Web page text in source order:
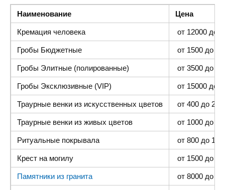
Наименование Цена
Кремация человека от 12000 до
Гробы Бюджетные от 1500 до
Гробы Элитные (полированные) от 3500 до
Гробы Эксклюзивные (VIP) от 15000 до
Траурные венки из искусственных цветов от 400 до
Траурные венки из живых цветов от 1000 до
Ритуальные покрывала от 800 до
Крест на могилу от 1500 до
Памятники из гранита от 8000 до 25